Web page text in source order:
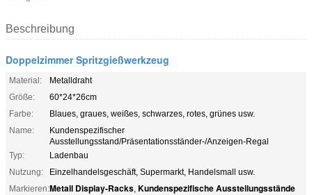
Beschreibung
Doppelzimmer Spritzgießwerkzeug
Material:
Metalldraht
Größe:
60*24*26cm
Farbe:
Blaues, graues, weißes, schwarzes, rotes, grünes usw.
Name:
Kundenspezifischer
Ausstellungsstand/Präsentationsständer-/Anzeigen-Regal
Typ:
Ladenbau
Nutzung:
Einzelhandelsgeschäft, Supermarkt, Handelsmall usw.
Markieren:Metall Display-Racks, Kundenspezifische Ausstellungsstände